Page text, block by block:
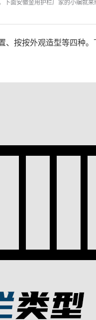
面安徽金用护栏厂家的小编就来
按按外观造型等四种